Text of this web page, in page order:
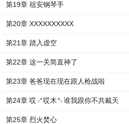
第19章 祖安钢琴手
第20章 XXXXXXXXXX
第21章 踏入虚空
第22章 这一关简直神了
第23章 爸爸现在现在跟人枪战啦
第24章 哎↗哎木↖谁我跟你不共戴天
第25章 烈火焚心